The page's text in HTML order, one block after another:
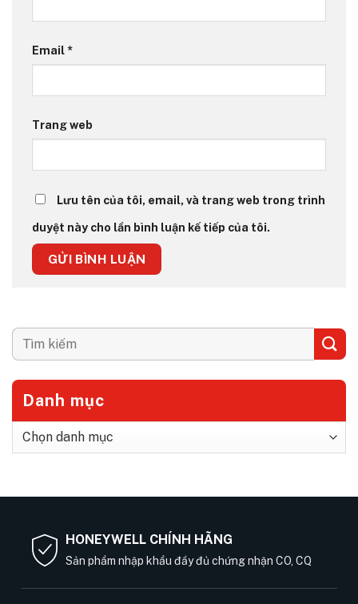
Email*
Trang web
Lưu tên của tôi, email, và trang web trong trình
duyệt này cho lần bình luận kế tiếp của tôi.
Danh mục
Danh
HONEYWELL CHÍNH HÃNG
Sản phẩm nhập khẩu đầy đủ chứng nhận CO, CQ